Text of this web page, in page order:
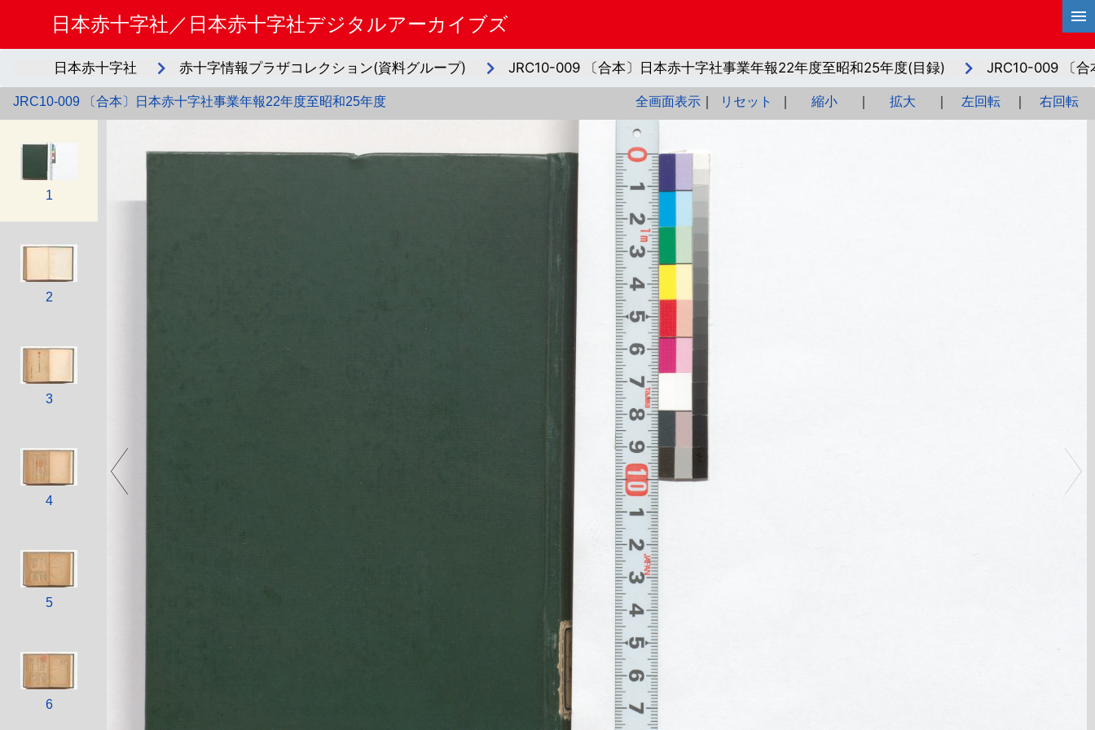
日本赤十字社／日本赤十字社デジタルアーカイブズ
日本赤十字社 赤十字情報プラザコレクション(資料グループ) JRC10-009 〔合本〕日本赤十字社事業年報22年度至昭和25年度(目録) JRC10-009 〔合